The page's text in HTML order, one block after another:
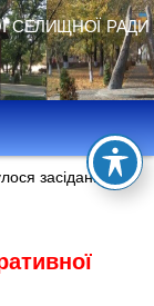
селищної ради
засідання